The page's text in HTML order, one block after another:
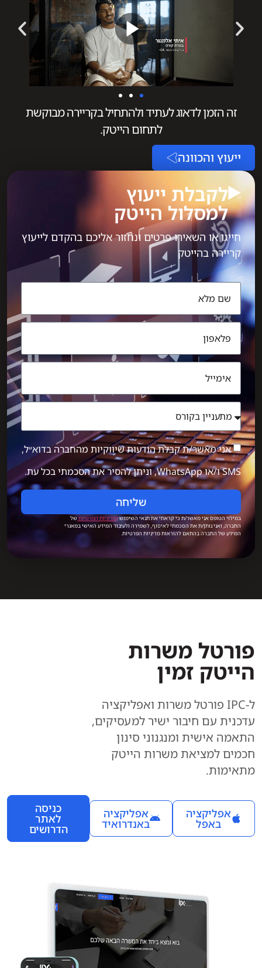
זה הזמן לדאוג לעתיד ולהתחיל בקריירה מבוקשת
לתחום הייטק.
ייעוץ והכוונה
לקבלת ייעוץ
למסלול הייטק​
חייגו או השאירו פרטים ונחזור אליכם בהקדם לייעוץ
קריירה בהייטק
אני מאשר/ת קבלת הודעות שיווקיות מהחברה בדוא״ל,
SMS ו/או WhatsApp, וניתן להסיר את הסכמתי בכל עת.
שליחה
במילוי הטופס אני מאשר/ת כי קראתי את תנאי השימושומדיניות הפרטיותשל
החברה, ואני נותן/ת את הסכמתי לאיסוף, לשמירה ולעיבוד המידע האישי במאגרי
המידע של החברה בהתאם להוראות מדיניות הפרטיות.
פורטל משרות
הייטק זמין
ל-IPC פורטל משרות ואפליקציה
עדכנית עם חיבור ישיר למעסיקים,
התאמה אישית ומנגנוני סינון
חכמים למציאת משרות הייטק
מתאימות.
אפליקציה
באפל
אפליקציה
באנדרואיד
כניסה
לאתר
הדרושים